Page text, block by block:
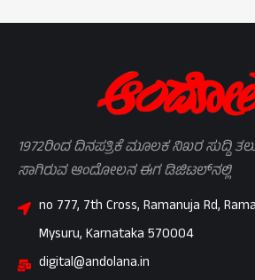
1972ರಿಂದ ದಿನಪತ್ರಿಕೆ ಮೂಲಕ ನಿಖರ ಸುದ್ದಿ
ಸಾಗಿರುವ ಆಂದೋಲನ ಈಗ ಡಿಜಿಟಲ್‌ನಲ್ಲಿ
no 777, 7th Cross, Ramanuja Rd,
Mysuru, Karnataka 570004
digital@andolana.in